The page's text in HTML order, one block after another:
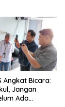
Angkat Bicara:
Jangan
Ada